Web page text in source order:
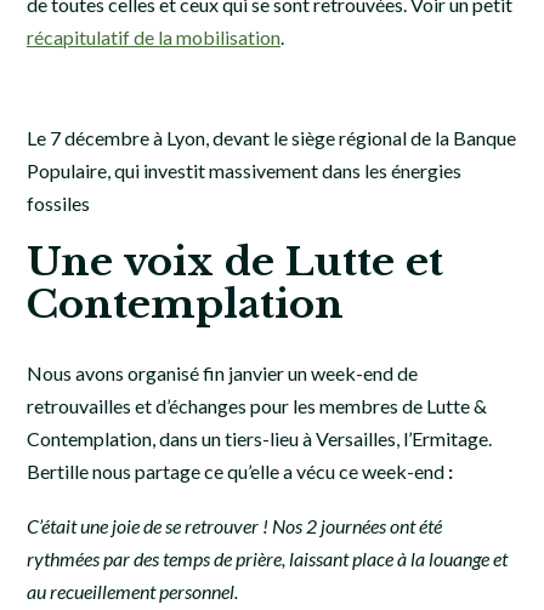
récapitulatif de la mobilisation.
Le 7 décembre à Lyon, devant le siège régional de la Banque
Populaire, qui investit massivement dans les énergies
fossiles
Une voix de Lutte et
Contemplation
Nous avons organisé fin janvier un week-end de
retrouvailles et d’échanges pour les membres de Lutte &
Contemplation, dans un tiers-lieu à Versailles, l’Ermitage.
Bertille nous partage ce qu’elle a vécu ce week-end :
C’était une joie de se retrouver ! Nos 2 journées ont été
rythmées par des temps de prière, laissant place à la louange et
au recueillement personnel.